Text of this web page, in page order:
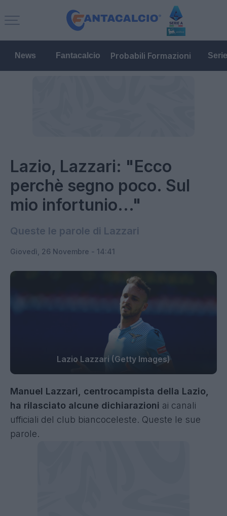
News Fantacalcio Probabili Formazioni
Lazio, Lazzari: "Ecco
perchè segno poco. Sul
mio infortunio..."
Queste le parole di Lazzari
Giovedì, 26 Novembre - 14:41
Lazio Lazzari (Getty Images)
Manuel Lazzari, centrocampista della Lazio,
ha rilasciato alcune dichiarazioni ai canali
ufficiali del club biancoceleste. Queste le sue
parole.